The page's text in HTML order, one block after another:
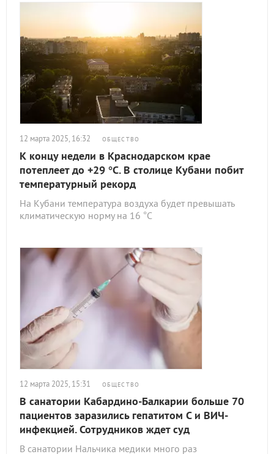
12 марта 2025, 16:32 ОБЩЕСТВО
К концу недели в Краснодарском крае
потеплеет до +29 °С. В столице Кубани побит
температурный рекорд
На Кубани температура воздуха будет превышать
климатическую норму на 16 °С
12 марта 2025, 15:31 ОБЩЕСТВО
В санатории Кабардино-Балкарии больше 70
пациентов заразились гепатитом С и ВИЧ-
инфекцией. Сотрудников ждет суд
В санатории Нальчика медики много раз